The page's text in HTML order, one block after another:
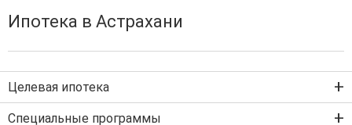
Ипотека в Астрахани
Целевая ипотека
Специальные программы